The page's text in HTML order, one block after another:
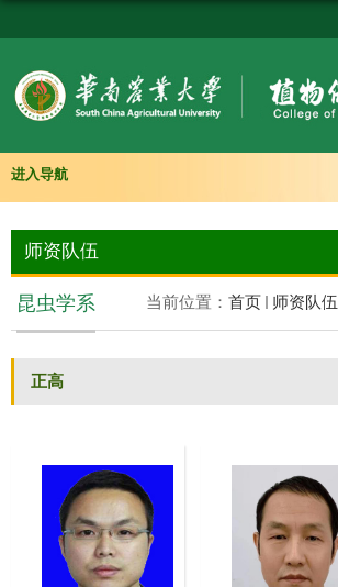
进入导航
师资队伍
当前位置： 首页 师资队伍
昆虫学系
正高